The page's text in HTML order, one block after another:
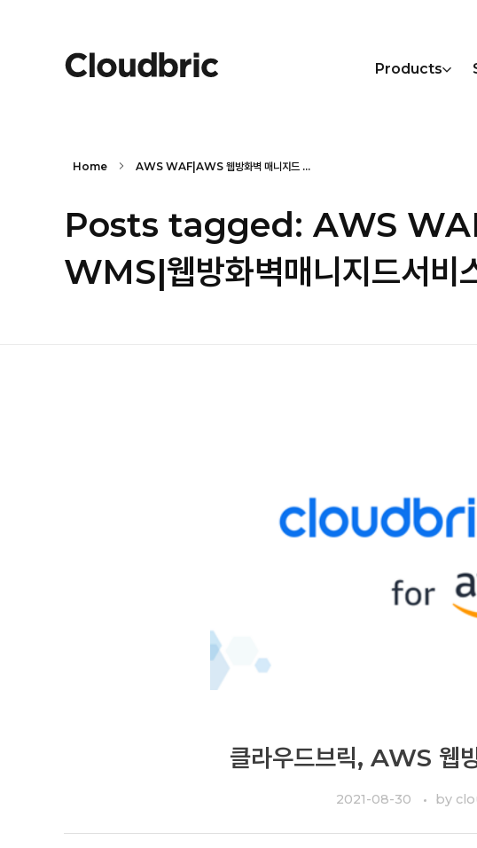
Products
Home AWS WAF|AWS 웹방화벽 매니지드 ...
Posts tagged: AWS
WMS|웹방화벽매니지드서비
클라우드브릭, AWS 웹
2021-08-30 by